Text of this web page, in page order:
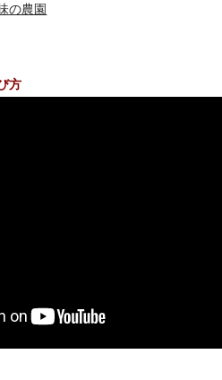
の農園
方